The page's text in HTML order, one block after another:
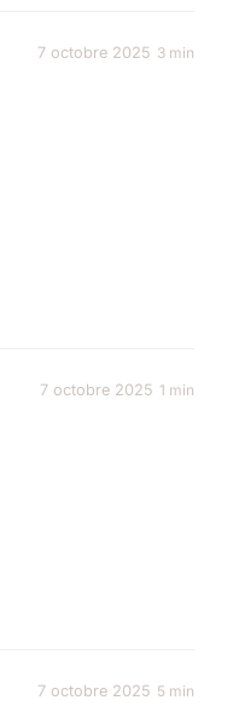
7 octobre 2025 3 min
7 octobre 2025 1 min
7 octobre 2025 5 min